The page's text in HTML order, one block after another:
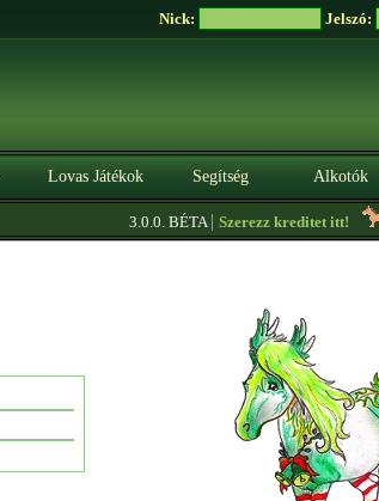
Nick: Jelszó:
Lovas Játékok Segítség Alkotók
3.0.0. BÉTA|Szerezz kreditet itt!